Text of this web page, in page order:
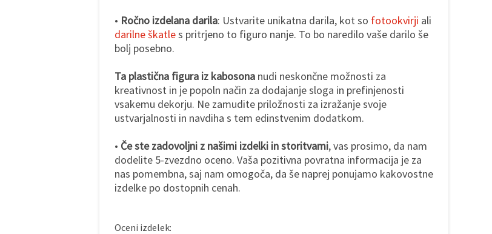
• Ročno izdelana darila: Ustvarite unikatna darila, kot so fotookvirji ali
darilne škatles pritrjeno to figuro nanje. To bo naredilo vaše darilo še
bolj posebno.
Ta plastična figura iz kabosona nudi neskončne možnosti za
kreativnost in je popoln način za dodajanje sloga in prefinjenosti
vsakemu dekorju. Ne zamudite priložnosti za izražanje svoje
ustvarjalnosti in navdiha s tem edinstvenim dodatkom.
• Če ste zadovoljni z našimi izdelki in storitvami, vas prosimo, da nam
dodelite 5-zvezdno oceno. Vaša pozitivna povratna informacija je za
nas pomembna, saj nam omogoča, da še naprej ponujamo kakovostne
izdelke po dostopnih cenah.
Oceni izdelek: